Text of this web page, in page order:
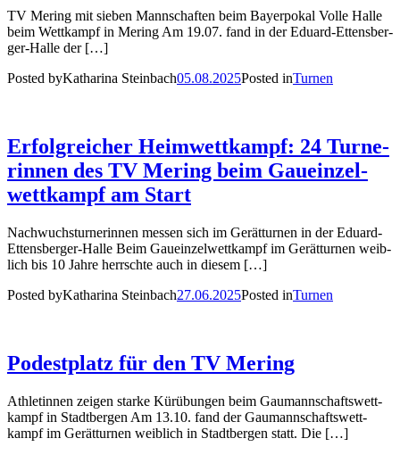
TV Mering mit sie­ben Mann­schaf­ten beim Bay­er­po­kal Vol­le Hal­le
beim Wett­kampf in Mering Am 19.07. fand in der Edu­ard-Ettens­­ber­­
ger-Hal­­le der […]
Posted byKatharina Steinbach05.08.2025Posted inTurnen
Erfolg­rei­cher Heim­wett­kampf: 24 Tur­ne­
rin­nen des TV Mering beim Gau­ein­zel­
wett­kampf am Start
Nach­wuchs­tur­ne­rin­nen mes­sen sich im Gerät­tur­nen in der Edu­ard-
Ettens­­ber­­ger-Hal­­le Beim Gau­ein­zel­wett­kampf im Gerät­tur­nen weib­
lich bis 10 Jah­re herrsch­te auch in die­sem […]
Posted byKatharina Steinbach27.06.2025Posted inTurnen
Podest­platz für den TV Mering
Ath­le­tin­nen zei­gen star­ke Kür­übun­gen beim Gau­mann­schafts­wett­
kampf in Stadt­ber­gen Am 13.10. fand der Gau­mann­schafts­wett­
kampf im Gerät­tur­nen weib­lich in Stadt­ber­gen statt. Die […]